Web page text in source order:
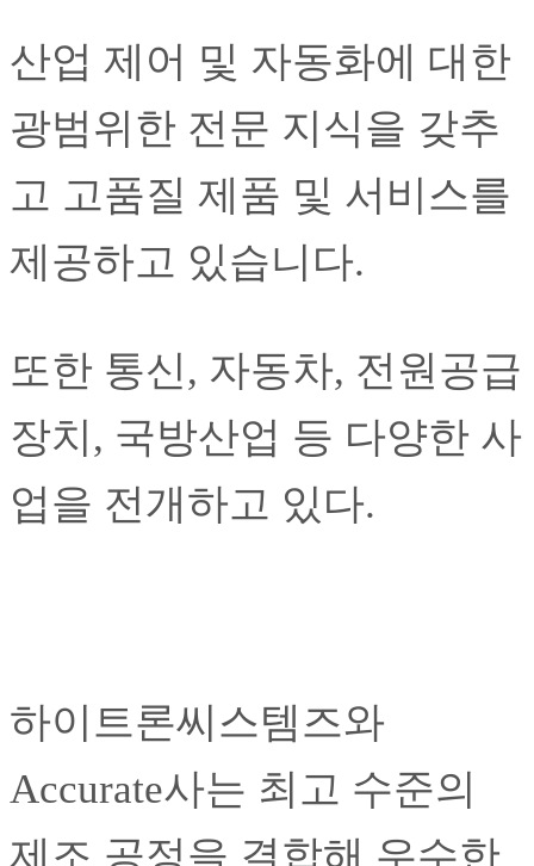
산업 제어 및 자동화에 대한
광범위한 전문 지식을 갖추
고 고품질 제품 및 서비스를
제공하고 있습니다.
또한 통신, 자동차, 전원공급
장치, 국방산업 등 다양한 사
업을 전개하고 있다.
하이트론씨스템즈와
Accurate사는 최고 수준의
제조 공정을 결합해 우수한